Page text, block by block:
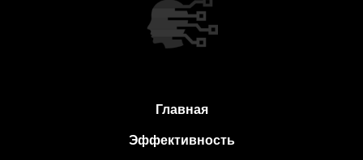
Главная
Эффективность